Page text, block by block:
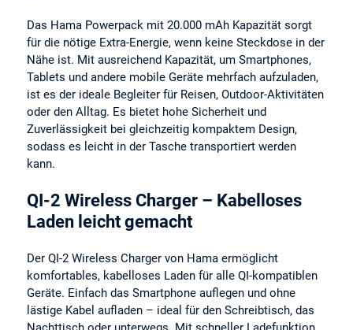
Das Hama Powerpack mit 20.000 mAh Kapazität sorgt
für die nötige Extra-Energie, wenn keine Steckdose in der
Nähe ist. Mit ausreichend Kapazität, um Smartphones,
Tablets und andere mobile Geräte mehrfach aufzuladen,
ist es der ideale Begleiter für Reisen, Outdoor-Aktivitäten
oder den Alltag. Es bietet hohe Sicherheit und
Zuverlässigkeit bei gleichzeitig kompaktem Design,
sodass es leicht in der Tasche transportiert werden
kann.
QI-2 Wireless Charger – Kabelloses
Laden leicht gemacht
Der QI-2 Wireless Charger von Hama ermöglicht
komfortables, kabelloses Laden für alle QI-kompatiblen
Geräte. Einfach das Smartphone auflegen und ohne
lästige Kabel aufladen – ideal für den Schreibtisch, das